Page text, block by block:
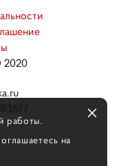
работы.
на